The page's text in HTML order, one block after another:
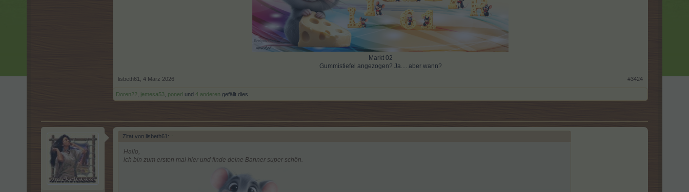
Markt 02
Gummistiefel angezogen? Ja.... aber wann?​
lisbeth61 4 März 2026 #3424
Doren22 jemesa53 ponerl und 4 anderen gefällt dies.
Zitat von lisbeth61: ↑
Hallo,
ich bin zum ersten mal hier und finde deine Banner super schön.